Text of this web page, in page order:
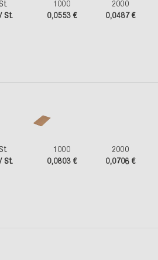
St.
1000
0,0553 €
2000
0,0487 €
St.
1000
0,0803 €
2000
0,0706 €